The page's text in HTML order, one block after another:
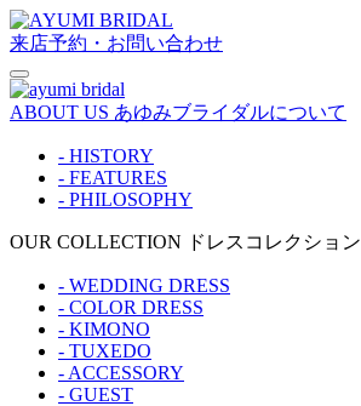
来店予約・お問い合わせ
ABOUT US あゆみブライダルについて
- HISTORY
- FEATURES
- PHILOSOPHY
OUR COLLECTION ドレスコレクション
- WEDDING DRESS
- COLOR DRESS
- KIMONO
- TUXEDO
- ACCESSORY
- GUEST